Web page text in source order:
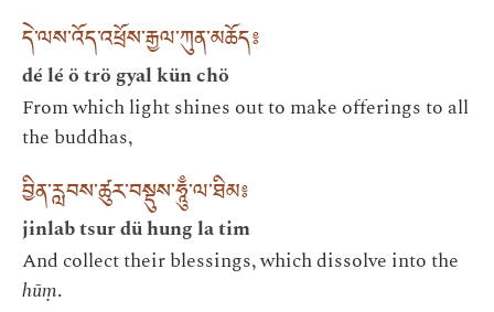
དེ་ལས་འོད་འཕྲོས་རྒྱལ་ཀུན་མཆོད༔
dé lé ö trö gyal kün chö
From which light shines out to make offerings to all
the buddhas,
བྱིན་རླབས་ཚུར་བསྡུས་ཧཱུྃ་ལ་ཐིམ༔
jinlab tsur dü hung la tim
And collect their blessings, which dissolve into the
hūṃ.